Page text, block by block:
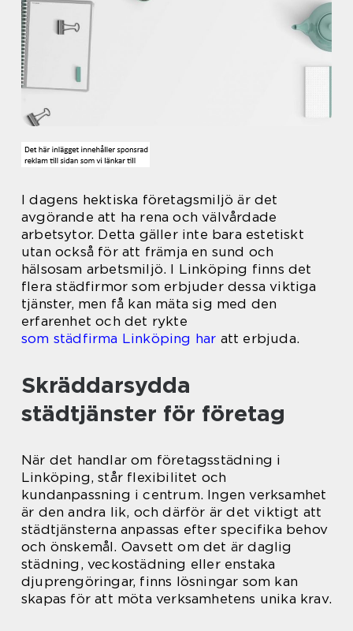
I dagens hektiska företagsmiljö är det
avgörande att ha rena och välvårdade
arbetsytor. Detta gäller inte bara estetiskt
utan också för att främja en sund och
hälsosam arbetsmiljö. I Linköping finns det
flera städfirmor som erbjuder dessa viktiga
tjänster, men få kan mäta sig med den
erfarenhet och det rykte
som städfirma Linköping har att erbjuda.
Skräddarsydda
städtjänster för företag
När det handlar om företagsstädning i
Linköping, står flexibilitet och
kundanpassning i centrum. Ingen verksamhet
är den andra lik, och därför är det viktigt att
städtjänsterna anpassas efter specifika behov
och önskemål. Oavsett om det är daglig
städning, veckostädning eller enstaka
djuprengöringar, finns lösningar som kan
skapas för att möta verksamhetens unika krav.